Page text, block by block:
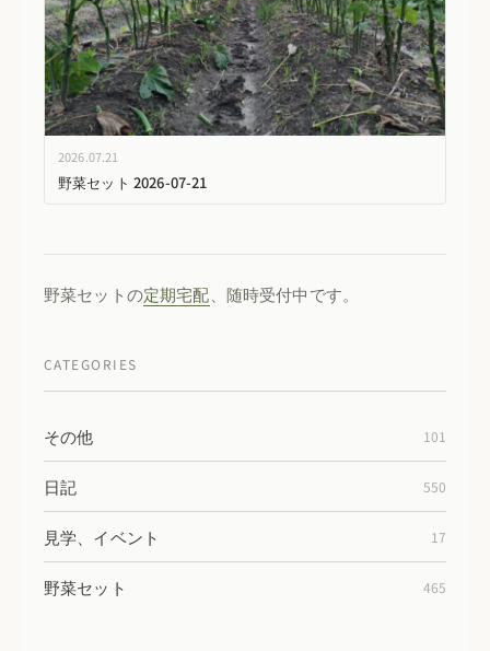
2026.07.21
野菜セット 2026-07-21
野菜セットの定期宅配 、随時受付中です。
CATEGORIES
その他 101
日記 550
見学、イベント 17
野菜セット 465